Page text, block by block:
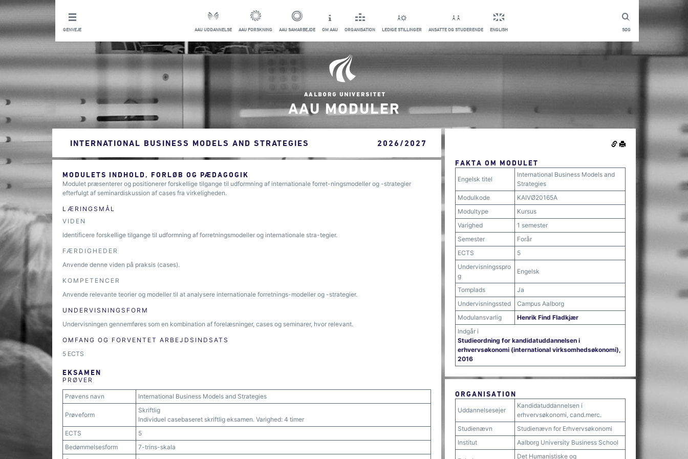
SØG
GENVEJE AAU UDDANNELSE AAU FORSKNING AAU SAMARBEJDE OM AAU ORGANISATION LEDIGE STILLINGER ANSATTE OG STUDERENDE ENGLISH
AAU MODULER
INTERNATIONAL BUSINESS MODELS AND STRATEGIES 2026/2027
MODULETS INDHOLD, FORLØB OG PÆDAGOGIK
Modulet præsenterer og positionerer forskellige tilgange til udformning af internationale forret-ningsmodeller og -strategier
efterfulgt af seminardiskussion af cases fra virkeligheden.
LÆRINGSMÅL
VIDEN
Identificere forskellige tilgange til udformning af forretningsmodeller og internationale stra-tegier.
FÆRDIGHEDER
Anvende denne viden på praksis (cases).
KOMPETENCER
Anvende relevante teorier og modeller til at analysere internationale forretnings-modeller og -strategier.
UNDERVISNINGSFORM
Undervisningen gennemføres som en kombination af forelæsninger, cases og seminarer, hvor relevant.
OMFANG OG FORVENTET ARBEJDSINDSATS
5 ECTS
EKSAMEN
PRØVER
Prøvens navn International Business Models and Strategies
Prøveform
Skriftlig
Individuel casebaseret skriftlig eksamen. Varighed: 4 timer
ECTS
5
Bedømmelsesform
7-trins-skala
FAKTA OM MODULET
Engelsk titel
International Business Models and
Strategies
Modulkode
KAIVØ20165A
Modultype
Kursus
Varighed
1 semester
Semester
Forår
ECTS
5
Undervisningsspro
g
Engelsk
Tomplads
Ja
Undervisningssted
Campus Aalborg
Modulansvarlig
Henrik Find Fladkjær
Indgår i
Studieordning for kandidatuddannelsen i
erhvervsøkonomi (international virksomhedsøkonomi),
2016
ORGANISATION
Uddannelsesejer
Kandidatuddannelsen i
erhvervsøkonomi, cand.merc.
Studienævn
Studienævn for Erhvervsøkonomi
Institut
Aalborg University Business School
Det Humanistiske og